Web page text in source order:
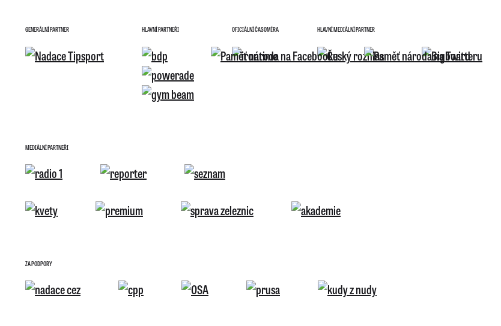
GENERÁLNÍ PARTNER HLAVNÍ PARTNEŘI OFICIÁLNÍ ČASOMÍRA HLAVNÍ MEDIÁLNÍ PARTNER
MEDIÁLNÍ PARTNEŘI
ZA PODPORY